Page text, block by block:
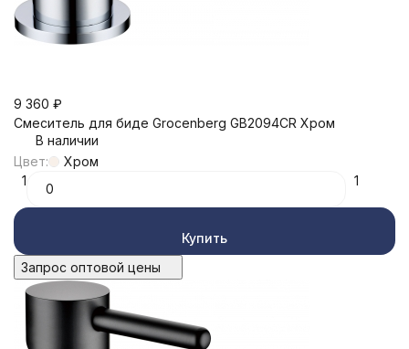
9 360 ₽
Смеситель для биде Grocenberg GB2094CR Хром
В наличии
Цвет:
Хром
1
1
Купить
Запрос оптовой цены